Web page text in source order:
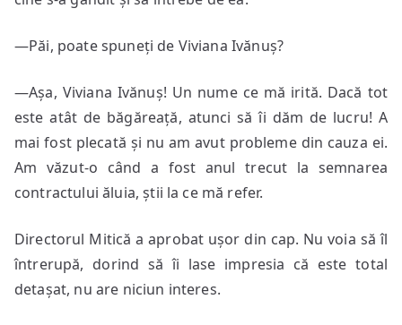
—Păi, poate spuneți de Viviana Ivănuș?
—Așa, Viviana Ivănuș! Un nume ce mă irită. Dacă tot
este atât de băgăreață, atunci să îi dăm de lucru! A
mai fost plecată și nu am avut probleme din cauza ei.
Am văzut-o când a fost anul trecut la semnarea
contractului ăluia, știi la ce mă refer.
Directorul Mitică a aprobat ușor din cap. Nu voia să îl
întrerupă, dorind să îi lase impresia că este total
detașat, nu are niciun interes.